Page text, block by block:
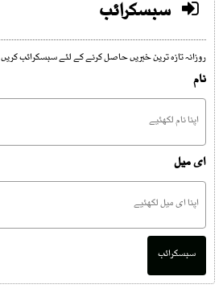
سبسکرائب
روزانہ تازہ ترین خبریں حاصل کرنے کے لئے سبسکرائب کریں
نام
ای میل
سبسکرائب